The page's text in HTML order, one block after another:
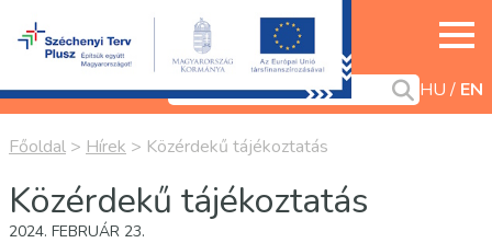
HU EN
Főoldal > Hírek > Közérdekű tájékoztatás
Közérdekű tájékoztatás
2024. FEBRUÁR 23.